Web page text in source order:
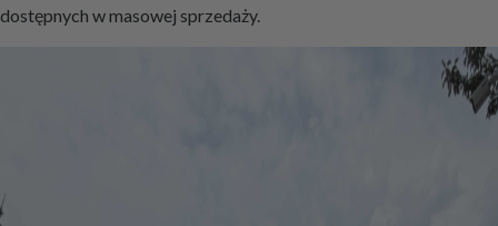
dostępnych w masowej sprzedaży.